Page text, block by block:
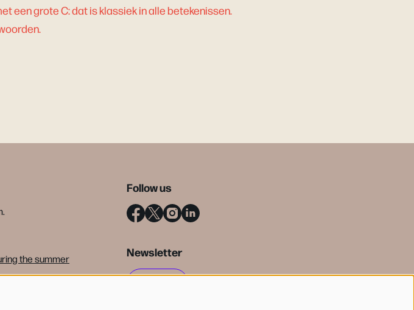
een grote C: dat is klassiek in alle betekenissen.
the summer
Follow us
Newsletter